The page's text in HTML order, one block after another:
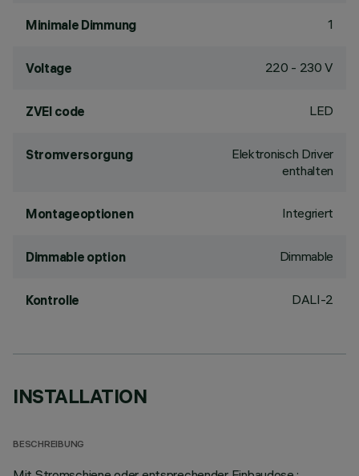
Minimale Dimmung 1
Voltage 220 - 230 V
ZVEI code LED
Stromversorgung
Elektronisch Driver
enthalten
Montageoptionen Integriert
Dimmable option Dimmable
Kontrolle DALI-2
INSTALLATION
BESCHREIBUNG